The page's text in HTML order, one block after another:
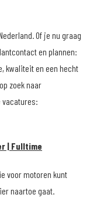
Of je nu graag
en plannen:
kwaliteit en een hecht
zoek naar
vacatures:
| Fulltime
voor motoren kunt
naartoe gaat.